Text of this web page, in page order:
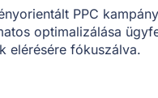
PPC
optimalizálása
elérésére fókuszálva.